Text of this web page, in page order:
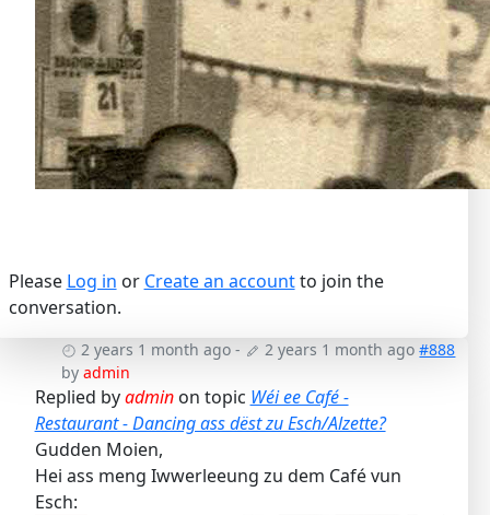
Please Log in or Create an accountto join the
conversation.
2 years 1 month ago - 2 years 1 month ago #888
byadmin
Replied byadminon topic Wéi ee Café -
Restaurant - Dancing ass dëst zu Esch/Alzette?
Gudden Moien,
Hei ass meng Iwwerleeung zu dem Café vun
Esch: